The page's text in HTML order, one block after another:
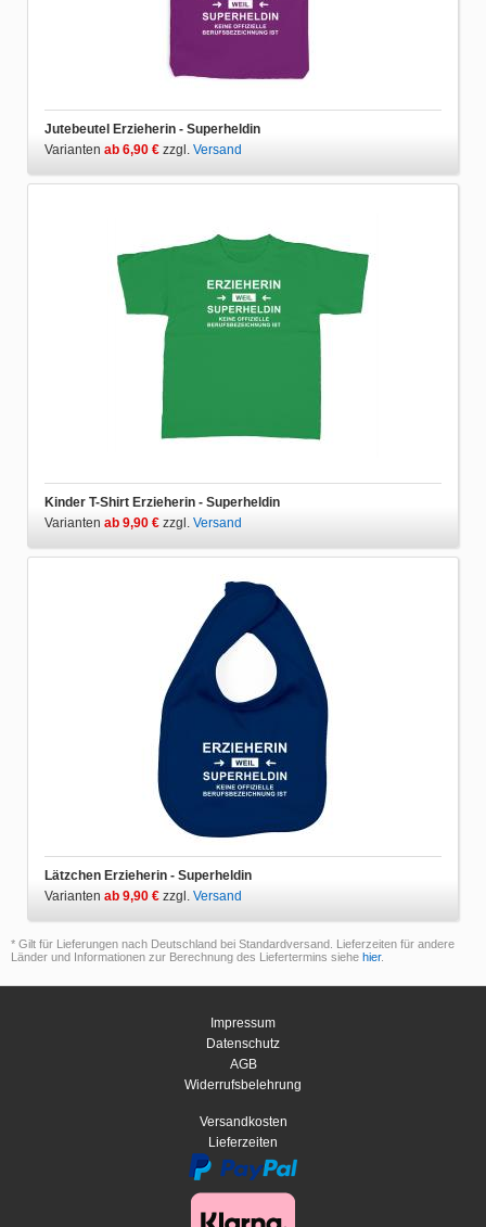
Jutebeutel Erzieherin - Superheldin
Varianten ab 6,90 € zzgl. Versand
Kinder T-Shirt Erzieherin - Superheldin
Varianten ab 9,90 € zzgl. Versand
Lätzchen Erzieherin - Superheldin
Varianten ab 9,90 € zzgl. Versand
* Gilt für Lieferungen nach Deutschland bei Standardversand. Lieferzeiten für andere
Länder und Informationen zur Berechnung des Liefertermins siehe hier.
Impressum
Datenschutz
AGB
Widerrufsbelehrung
Versandkosten
Lieferzeiten